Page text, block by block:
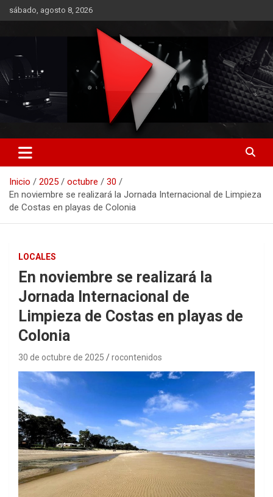
Saltar
al
sábado, agosto 8, 2026
RO CONTENIDOS
Inicio 2025 octubre
30
En noviembre se realizará la Jornada Internacional de Limpieza
de Costas en playas de Colonia
LOCALES
En noviembre se realizará la
Jornada Internacional de
Limpieza de Costas en playas de
Colonia
30 de octubre de 2025 rocontenidos